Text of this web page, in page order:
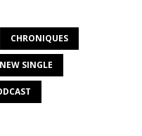
CHRONIQUES
NEW SINGLE